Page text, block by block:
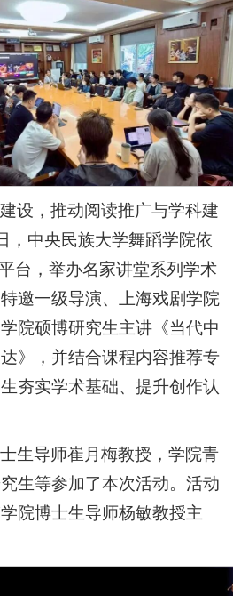
设，推动阅读推广与学科建
，中央民族大学舞蹈学院依
台，举办名家讲堂系列学术
邀一级导演、上海戏剧学院
院硕博研究生主讲《当代中
》，并结合课程内容推荐专
夯实学术基础、提升创作认
生导师崔月梅教授，学院青
生等参加了本次活动。活动
院博士生导师杨敏教授主